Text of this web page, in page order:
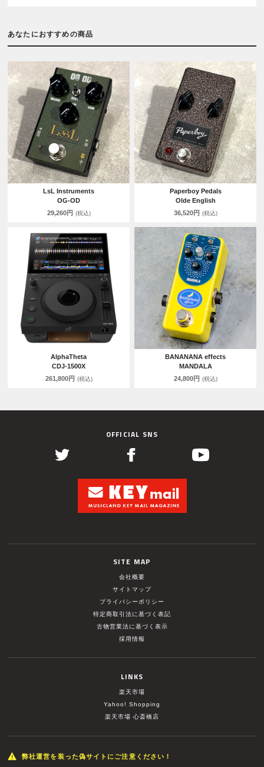
あなたにおすすめの商品
LsL Instruments
OG-OD
29,260円 (税込)
Paperboy Pedals
Olde English
36,520円 (税込)
AlphaTheta
CDJ-1500X
261,800円 (税込)
BANANANA effects
MANDALA
24,800円 (税込)
OFFICIAL SNS
SITE MAP
会社概要
サイトマップ
プライバシーポリシー
特定商取引法に基づく表記
古物営業法に基づく表示
採用情報
LINKS
楽天市場
Yahoo! Shopping
楽天市場 心斎橋店
弊社運営を装った偽サイトにご注意ください！